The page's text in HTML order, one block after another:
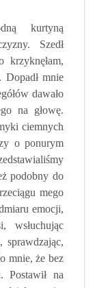
kurtyną
Szedł
krzyknęłam,
mnie
dawało
na głowę.
ciemnych
o ponurym
podobny do
mego
emocji,
wsłuchując
sprawdzając,
mnie, że bez
Postawił na